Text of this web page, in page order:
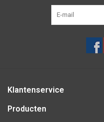
Klantenservice
Producten